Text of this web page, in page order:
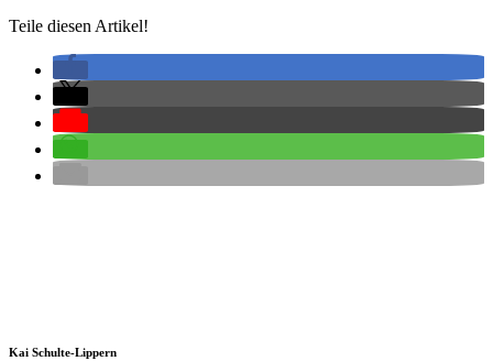
Teile diesen Artikel!
Kai Schulte-Lippern